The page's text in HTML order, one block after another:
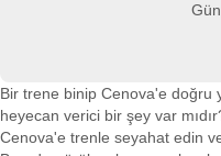
Bir trene binip Cenova'e doğru
heyecan verici bir şey var
Cenova'e trenle seyahat edin